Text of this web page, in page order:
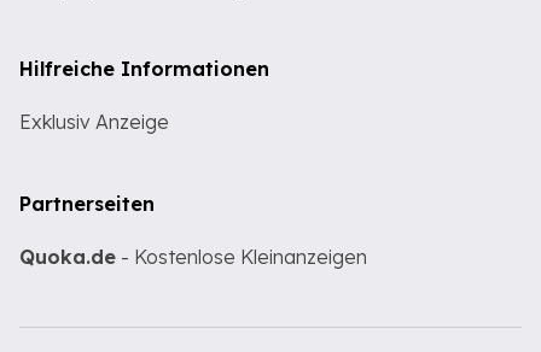
Hilfreiche Informationen
Exklusiv Anzeige
Partnerseiten
Quoka.de - Kostenlose Kleinanzeigen